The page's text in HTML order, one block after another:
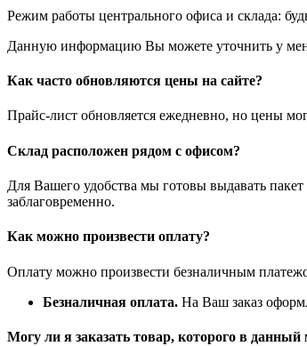
Режим работы центрального офиса и склада:
Данную информацию Вы можете уточнить у
Как часто обновляются цены на сайте?
Прайс-лист обновляется ежедневно, но цены
Склад расположен рядом с офисом?
Для Вашего удобства мы готовы выдавать
заблаговременно.
Как можно произвести оплату?
Оплату можно произвести безналичным
Безналичная оплата. На Ваш заказ
Могу ли я заказать товар, которого в